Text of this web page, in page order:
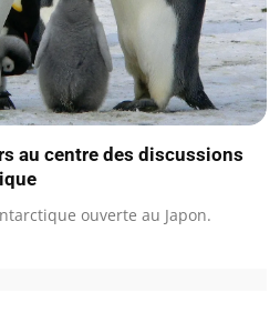
au centre des discussions
ouverte au Japon.